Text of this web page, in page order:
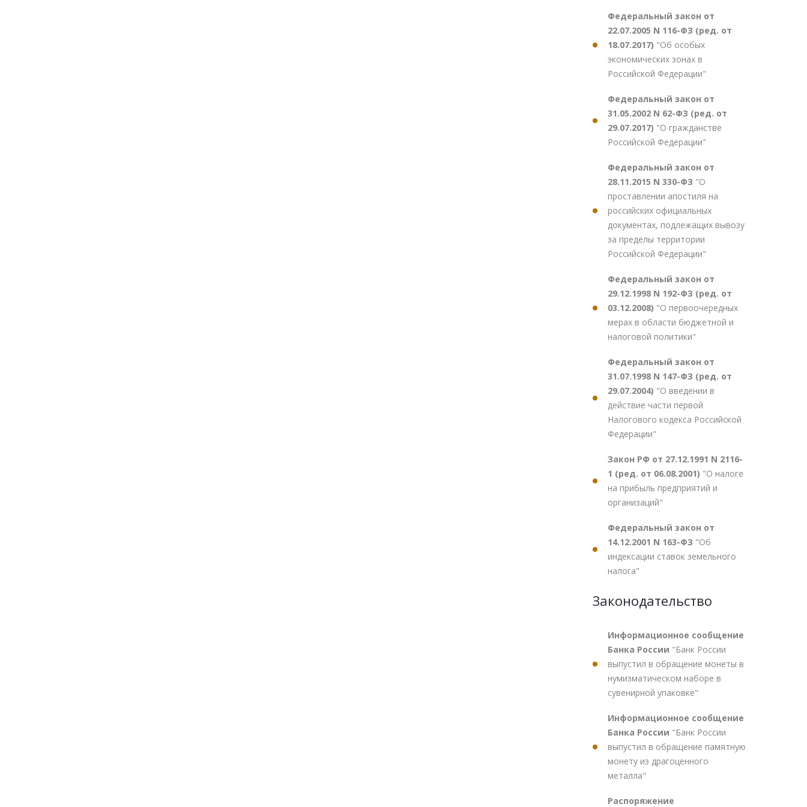
Федеральный закон от
22.07.2005 N 116-ФЗ (ред. от
18.07.2017) "Об особых
экономических зонах в
Российской Федерации"
Федеральный закон от
31.05.2002 N 62-ФЗ (ред. от
29.07.2017) "О гражданстве
Российской Федерации"
Федеральный закон от
28.11.2015 N 330-ФЗ "О
проставлении апостиля на
российских официальных
документах, подлежащих вывозу
за пределы территории
Российской Федерации"
Федеральный закон от
29.12.1998 N 192-ФЗ (ред. от
03.12.2008) "О первоочередных
мерах в области бюджетной и
налоговой политики"
Федеральный закон от
31.07.1998 N 147-ФЗ (ред. от
29.07.2004) "О введении в
действие части первой
Налогового кодекса Российской
Федерации"
Закон РФ от 27.12.1991 N 2116-
1 (ред. от 06.08.2001) "О налоге
на прибыль предприятий и
организаций"
Федеральный закон от
14.12.2001 N 163-ФЗ "Об
индексации ставок земельного
налога"
Законодательство
Информационное сообщение
Банка России "Банк России
выпустил в обращение монеты в
нумизматическом наборе в
сувенирной упаковке"
Информационное сообщение
Банка России "Банк России
выпустил в обращение памятную
монету из драгоценного
металла"
Распоряжение